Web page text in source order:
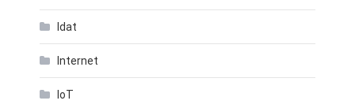
Idat
Internet
IoT